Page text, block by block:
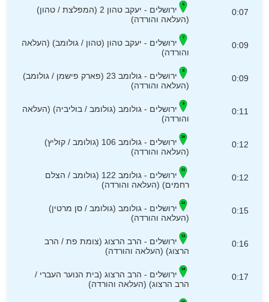
0:07
ירושלים - יעקב טהון 2 (המפלצת / טהון)
(העלאה והורדה)
0:09
ירושלים - יעקב טהון (טהון / גולומב) (העלאה
והורדה)
0:09
ירושלים - גולומב 23 (פארק פישמן / גולומב)
(העלאה והורדה)
0:11
ירושלים - גולומב (גולומב / בוליביה) (העלאה
והורדה)
0:12
ירושלים - גולומב 106 (גולומב / קוליץ)
(העלאה והורדה)
0:12
ירושלים - גולומב 122 (גולומב / הצלם
רחמים) (העלאה והורדה)
0:15
ירושלים - גולומב (גולומב / סן מרטין)
(העלאה והורדה)
0:16
ירושלים - הרב הרצוג (צומת פת / הרב
הרצוג) (העלאה והורדה)
0:17
ירושלים - הרב הרצוג (בית הנוער העברי /
הרב הרצוג) (העלאה והורדה)